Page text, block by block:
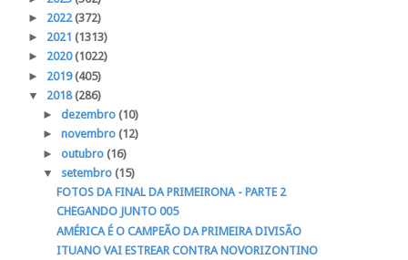
► 2022(372)
► 2021 (1313)
► 2020(1022)
► 2019(405)
▼ 2018(286)
► dezembro (10)
► novembro (12)
► outubro (16)
▼ setembro (15)
FOTOS DA FINAL DA PRIMEIRONA - PARTE 2
CHEGANDO JUNTO 005
AMÉRICA É O CAMPEÃO DA PRIMEIRA DIVISÃO
ITUANO VAI ESTREAR CONTRA NOVORIZONTINO